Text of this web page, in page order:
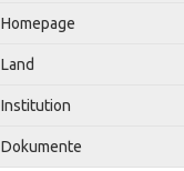
Homepage
Land
Institution
Dokumente